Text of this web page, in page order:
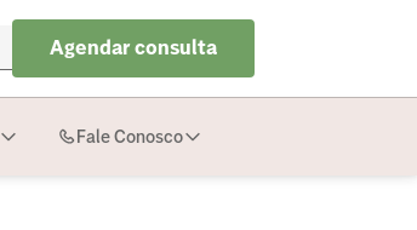
Agendar consulta
Fale Conosco